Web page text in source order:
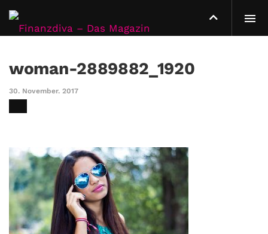
woman-2889882_1920
30. November. 2017